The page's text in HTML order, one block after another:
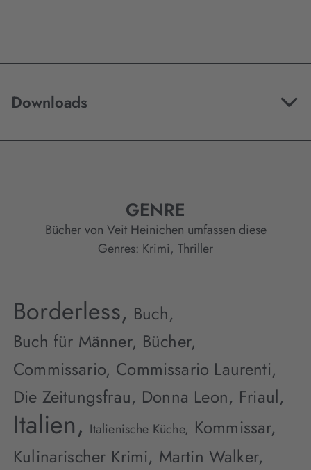
Downloads
GENRE
Bücher von Veit Heinichen umfassen diese
Genres: Krimi, Thriller
Borderless, Buch,
Buch für Männer, Bücher,
Commissario, Commissario Laurenti,
Die Zeitungsfrau, Donna Leon, Friaul,
Italien, Italienische Küche, Kommissar,
Kulinarischer Krimi, Martin Walker,